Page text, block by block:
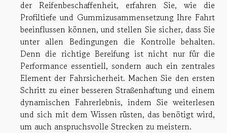
der Reifenbeschaffenheit, erfahren Sie, wie die
Profiltiefe und Gummizusammensetzung Ihre Fahrt
beeinflussen können, und stellen Sie sicher, dass Sie
unter allen Bedingungen die Kontrolle behalten.
Denn die richtige Bereifung ist nicht nur für die
Performance essentiell, sondern auch ein zentrales
Element der Fahrsicherheit. Machen Sie den ersten
Schritt zu einer besseren Straßenhaftung und einem
dynamischen Fahrerlebnis, indem Sie weiterlesen
und sich mit dem Wissen rüsten, das benötigt wird,
um auch anspruchsvolle Strecken zu meistern.